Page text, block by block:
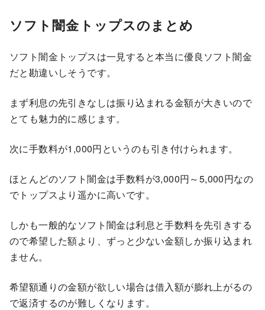
ソフト闇金トップスのまとめ
ソフト闇金トップスは一見すると本当に優良ソフト闇金
だと勘違いしそうです。
まず利息の先引きなしは振り込まれる金額が大きいので
とても魅力的に感じます。
次に手数料が1,000円というのも引き付けられます。
ほとんどのソフト闇金は手数料が3,000円～5,000円なの
でトップスより遥かに高いです。
しかも一般的なソフト闇金は利息と手数料を先引きする
ので希望した額より、ずっと少ない金額しか振り込まれ
ません。
希望額通りの金額が欲しい場合は借入額が膨れ上がるの
で返済するのが難しくなります。